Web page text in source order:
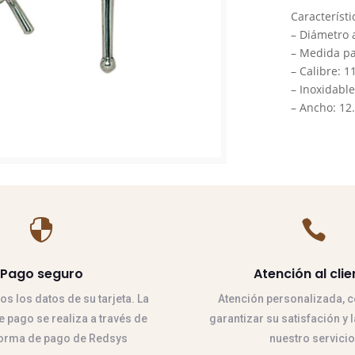
Inox
cantidad
– Diámetro
– Medida
– Calibre:
–
– Ancho:

Pago seguro
los datos de su tarjeta. La
pago se realiza a través de
de pago de Redsys

Atención al
Atención personalizada,
garantizar su satisfación y
nuestro